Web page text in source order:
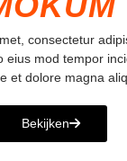
consectetur
eius mod tempor
et dolore magna
Bekijken